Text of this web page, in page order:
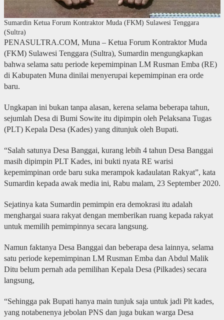
Sumardin Ketua Forum Kontraktor Muda (FKM) Sulawesi Tenggara
(Sultra)
PENASULTRA.COM, Muna – Ketua Forum Kontraktor Muda
(FKM) Sulawesi Tenggara (Sultra), Sumardin mengungkapkan
bahwa selama satu periode kepemimpinan LM Rusman Emba (RE)
di Kabupaten Muna dinilai menyerupai kepemimpinan era orde
baru.
Ungkapan ini bukan tanpa alasan, kerena selama beberapa tahun,
sejumlah Desa di Bumi Sowite itu dipimpin oleh Pelaksana Tugas
(PLT) Kepala Desa (Kades) yang ditunjuk oleh Bupati.
“Salah satunya Desa Banggai, kurang lebih 4 tahun Desa Banggai
masih dipimpin PLT Kades, ini bukti nyata RE warisi
kepemimpinan orde baru suka merampok kadaulatan Rakyat”, kata
Sumardin kepada awak media ini, Rabu malam, 23 September 2020.
Sejatinya kata Sumardin pemimpin era demokrasi itu adalah
menghargai suara rakyat dengan memberikan ruang kepada rakyat
untuk memilih pemimpinnya secara langsung.
Namun faktanya Desa Banggai dan beberapa desa lainnya, selama
satu periode kepemimpinan LM Rusman Emba dan Abdul Malik
Ditu belum pernah ada pemilihan Kepala Desa (Pilkades) secara
langsung,
“Sehingga pak Bupati hanya main tunjuk saja untuk jadi Plt kades,
yang notabenenya jebolan PNS dan juga bukan warga Desa